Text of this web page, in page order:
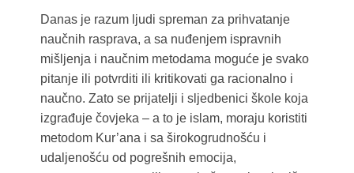
Danas je razum ljudi spreman za prihvatanje
naučnih rasprava, a sa nuđenjem ispravnih
mišljenja i naučnim metodama moguće je svako
pitanje ili potvrditi ili kritikovati ga racionalno i
naučno. Zato se prijatelji i sljedbenici škole koja
izgrađuje čovjeka – a to je islam, moraju koristiti
metodom Kur’ana i sa širokogrudnošću i
udaljenošću od pogrešnih emocija,